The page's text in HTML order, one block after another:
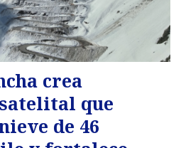
crea
que
de 46